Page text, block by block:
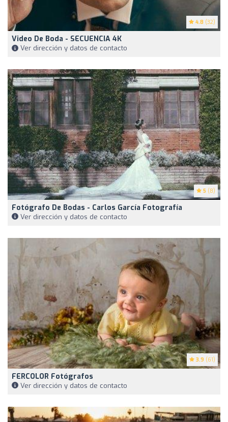
4.8 (32)
Video De Boda - SECUENCIA 4K
Ver dirección y datos de contacto
5 (8)
Fotógrafo De Bodas - Carlos García Fotografía
Ver dirección y datos de contacto
3.9 (61)
FERCOLOR Fotógrafos
Ver dirección y datos de contacto